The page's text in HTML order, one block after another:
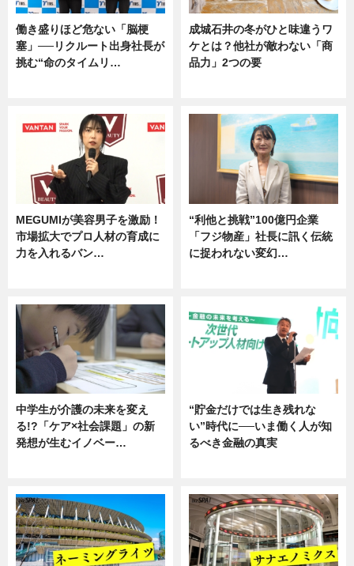
働き盛りほど危ない「脳梗
塞」──リクルート出身社長が
挑む“命のタイムリ…
成城石井の冬がひと味違うワ
ケとは？他社が敵わない「商
品力」2つの要
MEGUMIが美容男子を激励！
市場拡大でプロ人材の育成に
力を入れるバン…
“利他と挑戦”100億円企業
「フジ物産」社長に訊く伝統
に捉われない変幻…
中学生が介護の未来を変え
る!?「ケア×社会課題」の新
発想が生むイノベー…
“貯金だけでは生き残れな
い”時代に──いま働く人が知
るべき金融の真実